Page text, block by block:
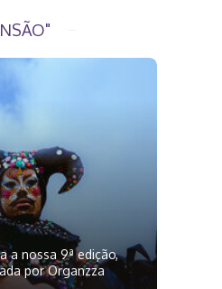
a nossa 9ª edição,
por Organzza